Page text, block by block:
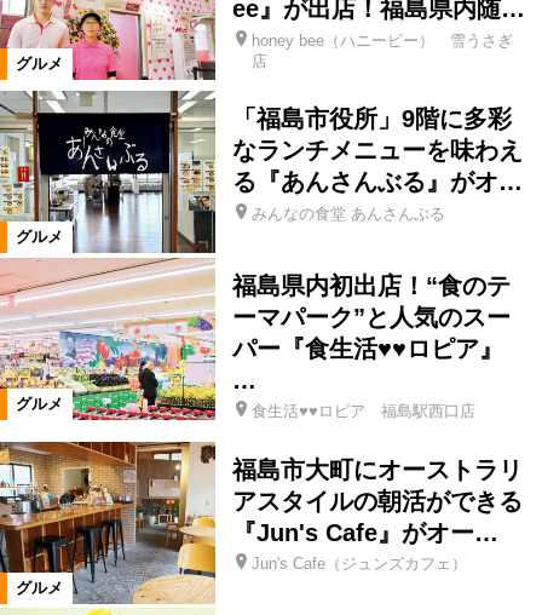
アジア料理 日本料理
寿司 魚料理 天ぷら・串揚げ
食事処・レストラン
お好み焼き・もんじゃ たこ焼き
肉料理 ステーキ・鉄板焼き
焼肉 しゃぶしゃぶ
ラーメン そば・うどん
パン・ベーカリーレストラン
グルメ
ee』が出店！福島県内随…
honey bee（ハニービー） 雪うさぎ
店
グルメ
「福島市役所」9階に多彩
なランチメニューを味わえ
る『あんさんぶる』がオ…
みんなの食堂 あんさんぶる
グルメ
福島県内初出店！“食のテ
ーマパーク”と人気のスー
パー『食生活♥♥ロピア』
…
食生活♥♥ロピア 福島駅西口店
グルメ
福島市大町にオーストラリ
アスタイルの朝活ができる
『Jun's Cafe』がオー…
Jun's Cafe（ジュンズカフェ）